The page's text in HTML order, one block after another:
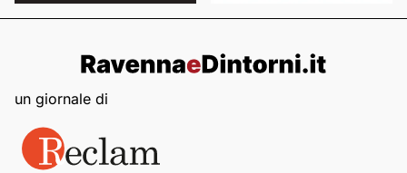
un giornale di